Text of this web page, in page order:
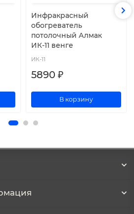
Инфракрасный
обогреватель
потолочный Алмак
ИК-11 венге
ИК-11
5890 ₽
В корзину